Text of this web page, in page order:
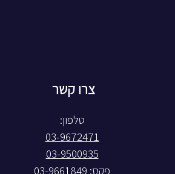
צרו קשר
טלפון:
03-9672471
03-9500935
פקס: 03-9661849